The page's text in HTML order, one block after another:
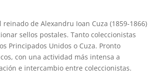
de Alexandru Ioan Cuza (1859-1866)
sellos postales. Tanto coleccionistas
Principados Unidos o Cuza. Pronto
con una actividad más intensa a
e intercambio entre coleccionistas.